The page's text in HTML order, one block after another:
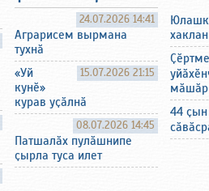
24.07.2026 14:41
Аграрисем вырмана
тухнӑ
15.07.2026 21:15
«Уй
кунӗ»
курав уҫӑлнӑ
08.07.2026 14:45
Патшалӑх пулӑшнипе
ҫырла туса илет
Ҫӗртме
44 ҫын